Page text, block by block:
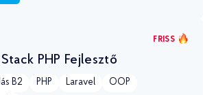
FRISS
PHP Fejlesztő
B2 PHP Laravel
OOP